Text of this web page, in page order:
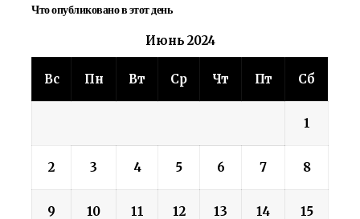
Что опубликовано в этот день
Июнь 2024
Вс Пн Вт Ср Чт Пт Сб
1
2 3 4 5 6 7 8
9 10 11 12 13 14 15